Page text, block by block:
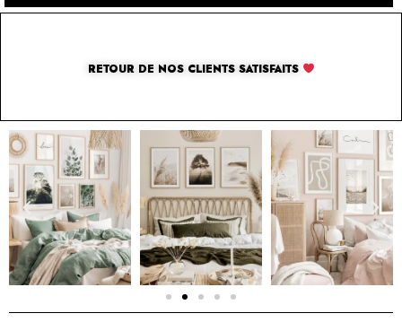
RETOUR DE NOS CLIENTS SATISFAITS
SOLUTION PAR THE LUXURY BOX & CO